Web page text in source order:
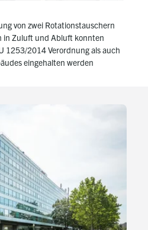
von zwei Rotationstauschern
in Zuluft und Abluft konnten
1253/2014 Verordnung als auch
eingehalten werden